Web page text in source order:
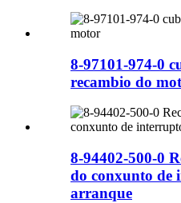
8-97101-974-0
recambio do
8-94402-500-0
do conxunto de
arranque